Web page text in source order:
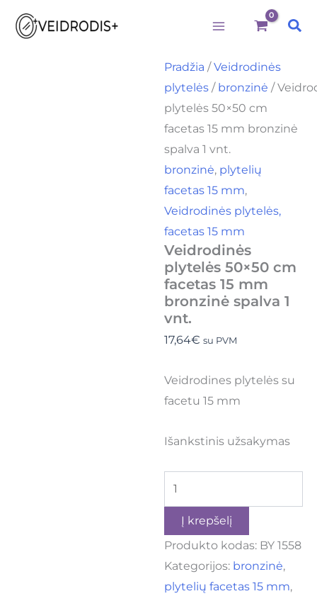
Pereiti
prie
Pradžia /Veidrodinės
plytelės / bronzinė /
plytelės 50×50 cm
facetas 15 mm bronzinė
spalva 1 vnt.
bronzinė, plytelių
facetas 15 mm,
Veidrodinės plytelės,
facetas 15 mm
Veidrodinės
plytelės 50×50 cm
facetas 15 mm
bronzinė spalva 1
vnt.
17,64€ su PVM
Veidrodines plytelės su
facetu 15 mm
Išankstinis užsakymas
Veidrodinės
50x50
facetas
15
bronzinė
spalva
1
vnt.
Į krepšelį
Produkto kodas: BY 1558
Kategorijos: bronzinė,
plytelių facetas 15 mm,